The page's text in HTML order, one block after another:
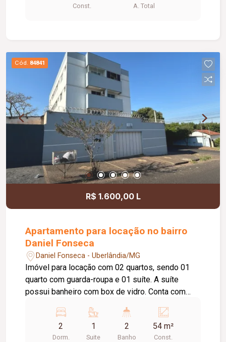
Const. A. Total
Cód. 84841
R$ 1.600,00 L
Apartamento para locação no bairro
Daniel Fonseca
Daniel Fonseca - Uberlândia/MG
Imóvel para locação com 02 quartos, sendo 01
quarto com guarda-roupa e 01 suíte. A suíte
possui banheiro com box de vidro. Conta com
área de serviço, 01 banheiro social e 02 vagas de
estacionamento.
2
Dorm.
1
Suite
2
Banho
54 m²
Const.